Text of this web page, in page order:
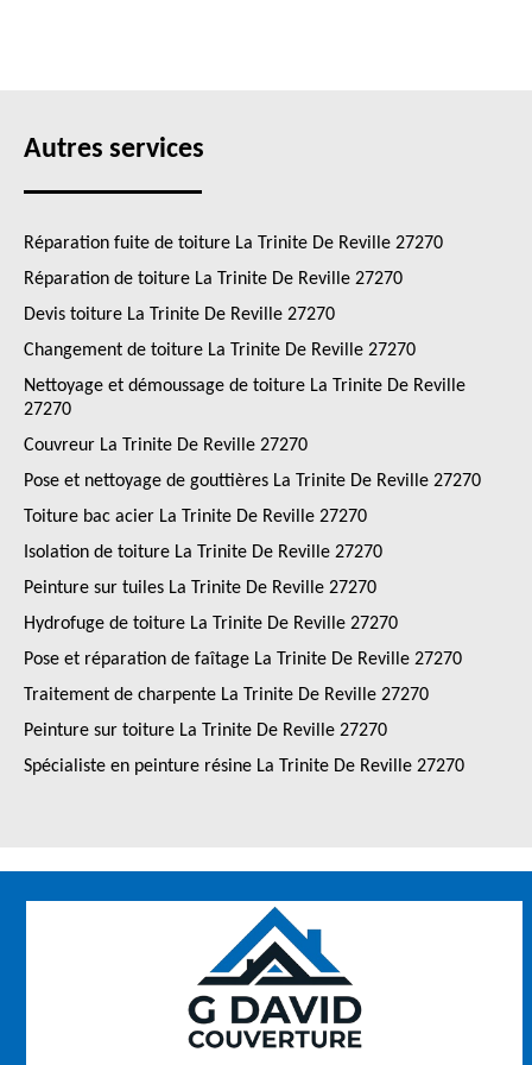
Autres services
Réparation fuite de toiture La Trinite De Reville 27270
Réparation de toiture La Trinite De Reville 27270
Devis toiture La Trinite De Reville 27270
Changement de toiture La Trinite De Reville 27270
Nettoyage et démoussage de toiture La Trinite De Reville
27270
Couvreur La Trinite De Reville 27270
Pose et nettoyage de gouttières La Trinite De Reville 27270
Toiture bac acier La Trinite De Reville 27270
Isolation de toiture La Trinite De Reville 27270
Peinture sur tuiles La Trinite De Reville 27270
Hydrofuge de toiture La Trinite De Reville 27270
Pose et réparation de faîtage La Trinite De Reville 27270
Traitement de charpente La Trinite De Reville 27270
Peinture sur toiture La Trinite De Reville 27270
Spécialiste en peinture résine La Trinite De Reville 27270